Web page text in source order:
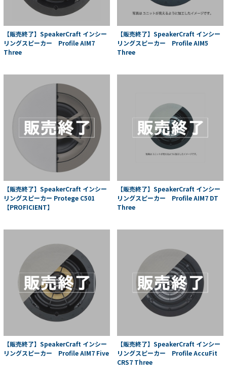
【販売終了】SpeakerCraft インシー
リングスピーカー Profile AIM7
Three
【販売終了】SpeakerCraft インシー
リングスピーカー Profile AIM5
Three
【販売終了】SpeakerCraft インシー
リングスピーカー Protege C501
【PROFICIENT】
【販売終了】SpeakerCraft インシー
リングスピーカー Profile AIM7 DT
Three
【販売終了】SpeakerCraft インシー
リングスピーカー Profile AIM7 Five
【販売終了】SpeakerCraft インシー
リングスピーカー Profile AccuFit
CRS7 Three